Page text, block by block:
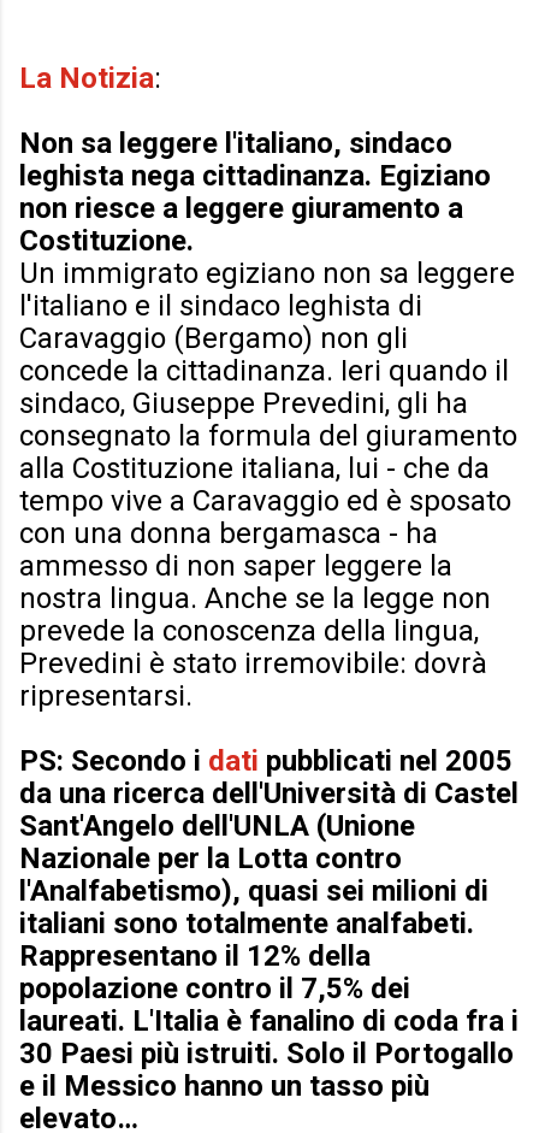
La Notizia:
Non sa leggere l'italiano, sindaco
leghista nega cittadinanza. Egiziano
non riesce a leggere giuramento a
Costituzione.
Un immigrato egiziano non sa leggere
l'italiano e il sindaco leghista di
Caravaggio (Bergamo) non gli
concede la cittadinanza. Ieri quando il
sindaco, Giuseppe Prevedini, gli ha
consegnato la formula del giuramento
alla Costituzione italiana, lui - che da
tempo vive a Caravaggio ed è sposato
con una donna bergamasca - ha
ammesso di non saper leggere la
nostra lingua. Anche se la legge non
prevede la conoscenza della lingua,
Prevedini è stato irremovibile: dovrà
ripresentarsi.
PS: Secondo i dati pubblicati nel 2005
da una ricerca dell'Università di Castel
Sant'Angelo dell'UNLA (Unione
Nazionale per la Lotta contro
l'Analfabetismo), quasi sei milioni di
italiani sono totalmente analfabeti.
Rappresentano il 12% della
popolazione contro il 7,5% dei
laureati. L'Italia è fanalino di coda fra i
30 Paesi più istruiti. Solo il Portogallo
e il Messico hanno un tasso più
elevato…